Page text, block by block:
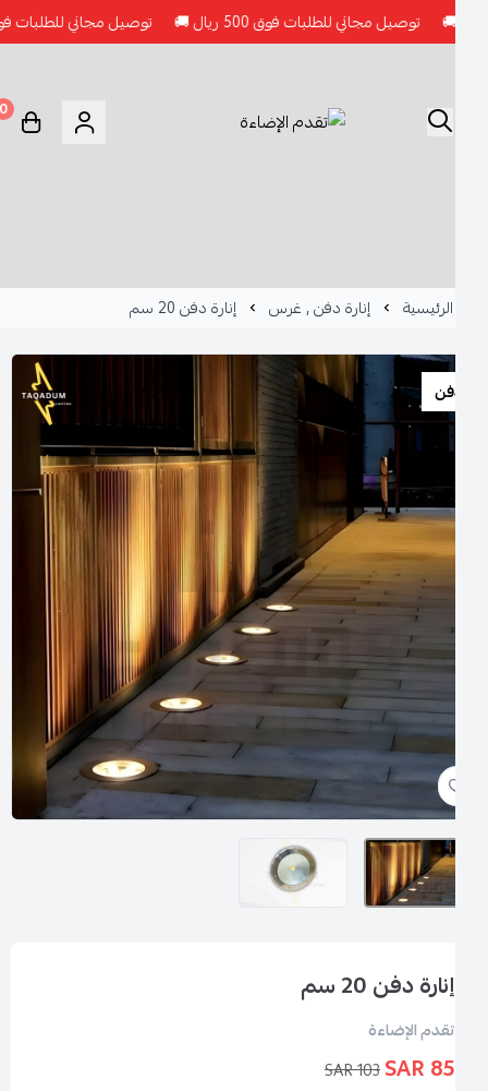
توصيل مجاني للطلبات فوق 500 ريال 🚚 توصيل مجاني للطلبات فوق 500 ريال 🚚
0
الرئيسية إنارة دفن , غرس إنارة دفن 20 سم
إنارة دفن 20 سم
تقدم الإضاءة
103 SAR